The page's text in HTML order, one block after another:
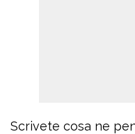
Scrivete cosa ne